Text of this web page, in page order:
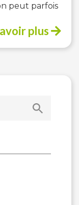
peut parfois
plus